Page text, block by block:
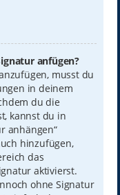
anfügen?
musst du
in deinem
du die
kannst du in
anhängen“
hinzufügen,
das
aktivierst.
ohne Signatur